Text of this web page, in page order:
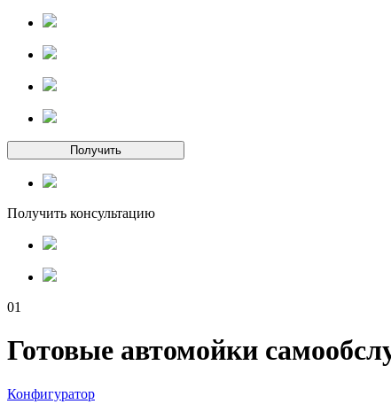
Получить
Получить консультацию
01
Готовые автомойки
Конфигуратор